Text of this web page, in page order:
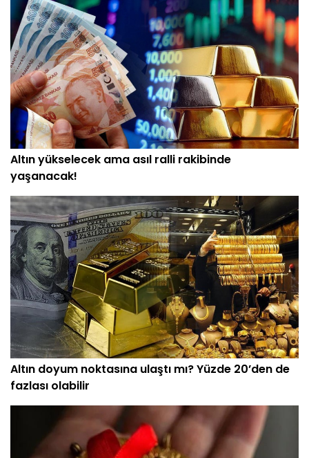
Altın yükselecek ama asıl ralli rakibinde
yaşanacak!
Altın doyum noktasına ulaştı mı? Yüzde 20’den de
fazlası olabilir